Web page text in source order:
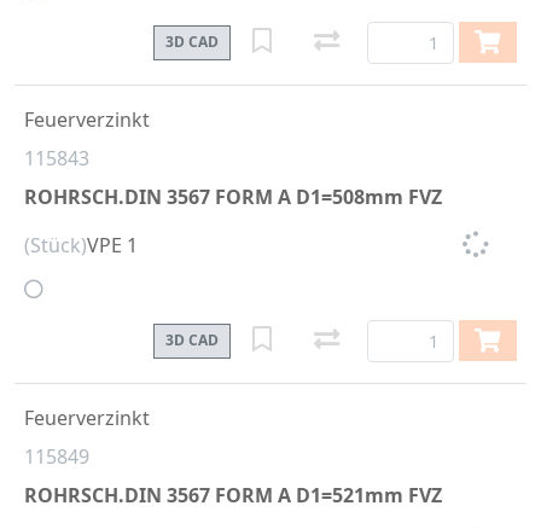
3D CAD
115843
ROHRSCH.DIN 3567 FORM A D1=508mm FVZ
Feuerverzinkt
(Stück)VPE 1
3D CAD
115849
ROHRSCH.DIN 3567 FORM A D1=521mm FVZ
Feuerverzinkt